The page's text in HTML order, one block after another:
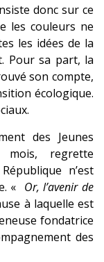
donc sur ce
les couleurs ne
les idées de la
Pour sa part, la
son compte,
écologique.
des Jeunes
mois, regrette
n’est
« Or, l’avenir de
à laquelle est
fondatrice
des